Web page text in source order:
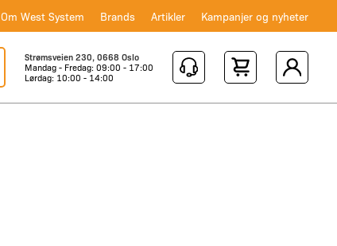
Om West System Brands Artikler Kampanjer og nyheter
Strømsveien 230, 0668 Oslo
Mandag - Fredag: 09:00 - 17:00
Lørdag: 10:00 - 14:00
Shopping Cart